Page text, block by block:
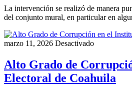
La intervención se realizó de manera
del conjunto mural, en particular en
marzo 11, 2026 Desactivado
Alto Grado de
Electoral de Coahuila